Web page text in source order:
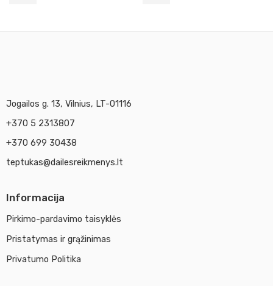
Jogailos g. 13, Vilnius, LT-01116
+370 5 2313807
+370 699 30438
teptukas@dailesreikmenys.lt
Informacija
Pirkimo-pardavimo taisyklės
Pristatymas ir grąžinimas
Privatumo Politika